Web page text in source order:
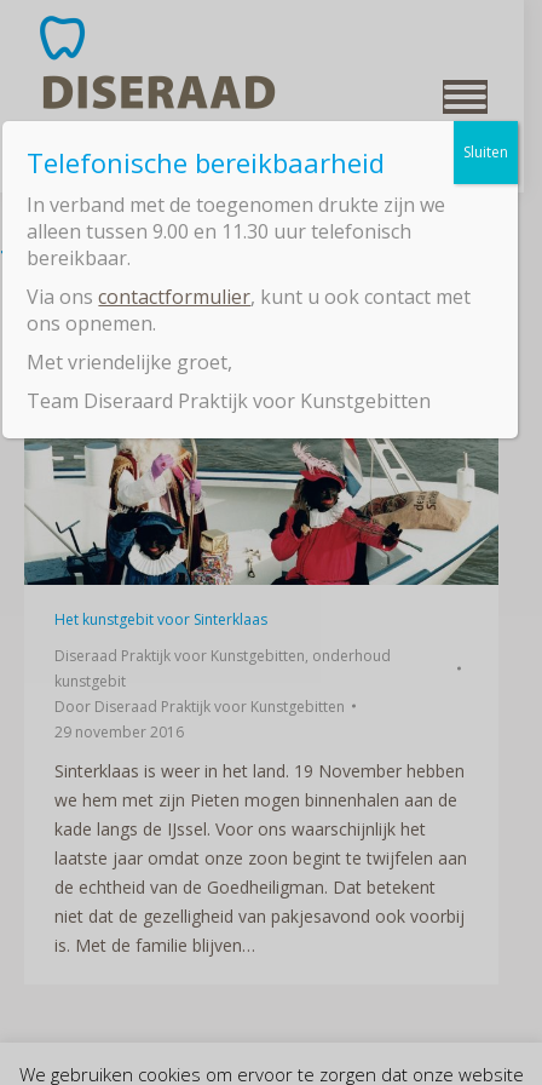
Tag Archieven
Het kunstgebit voor Sinterklaas
Diseraad Praktijk voor Kunstgebitten, onderhoud
kunstgebit
Door Diseraad Praktijk voor Kunstgebitten
29 november 2016
Sinterklaas is weer in het land. 19 November hebben
we hem met zijn Pieten mogen binnenhalen aan de
kade langs de IJssel. Voor ons waarschijnlijk het
laatste jaar omdat onze zoon begint te twijfelen aan
de echtheid van de Goedheiligman. Dat betekent
niet dat de gezelligheid van pakjesavond ook voorbij
is. Met de familie blijven…
We gebruiken cookies om ervoor te zorgen dat onze website
Telefonische bereikbaarheid
In verband met de toegenomen drukte zijn we
alleen tussen 9.00 en 11.30 uur telefonisch
bereikbaar.
Via onscontactformulier, kunt u ook contact met
ons opnemen.
Met vriendelijke groet,
Team Diseraard Praktijk voor Kunstgebitten
Sluiten